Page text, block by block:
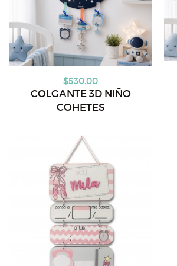
$530.00
COLGANTE 3D NIÑO
COHETES